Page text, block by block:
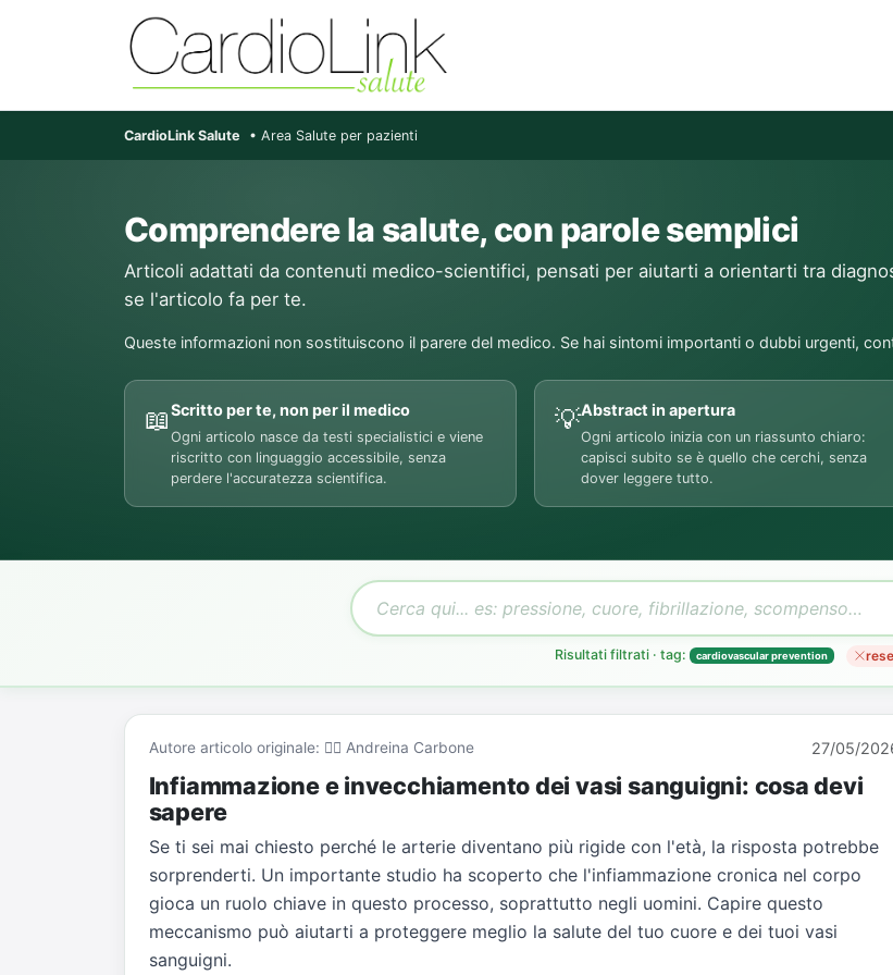
CardioLink Salute • Area Salute per pazienti
Comprendere la salute, con parole semplici
Articoli adattati da contenuti medico-scientifici, pensati per aiutarti a orientarti tra
se l'articolo fa per te.
Queste informazioni non sostituiscono il parere del medico. Se hai sintomi importanti o dubbi urgenti,
📖Scritto per te, non per il medico
Ogni articolo nasce da testi specialistici e viene
riscritto con linguaggio accessibile, senza
perdere l'accuratezza scientifica.
💡Abstract in apertura
Ogni articolo inizia con un riassunto chiaro:
capisci subito se è quello che cerchi, senza
dover leggere tutto.
Risultati filtrati · tag: cardiovascular prevention
Autore articolo originale: 👨‍⚕️ Andreina Carbone 27/05/
Infiammazione e invecchiamento dei vasi sanguigni: cosa devi
sapere
Se ti sei mai chiesto perché le arterie diventano più rigide con l'età, la risposta potrebbe
sorprenderti. Un importante studio ha scoperto che l'infiammazione cronica nel corpo
gioca un ruolo chiave in questo processo, soprattutto negli uomini. Capire questo
meccanismo può aiutarti a proteggere meglio la salute del tuo cuore e dei tuoi vasi
sanguigni.